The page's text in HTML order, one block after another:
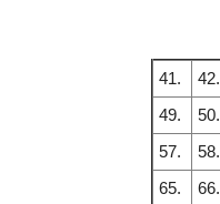
41. 42.
49.
50.
57.
58.
65.
66.